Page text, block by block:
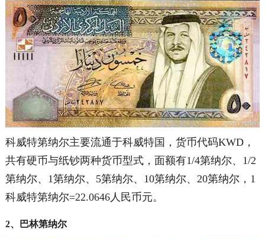
科威特第纳尔主要流通于科威特国，货币代码KWD，
共有硬币与纸钞两种货币型式，面额有1/4第纳尔、1/2
第纳尔、1第纳尔、5第纳尔、10第纳尔、20第纳尔，1
科威特第纳尔=22.0646人民币元。
2、巴林第纳尔